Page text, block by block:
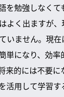
を勉強しなく
よく出ますが
いません。現在
単になり、効率
来的には不要
活用して学習